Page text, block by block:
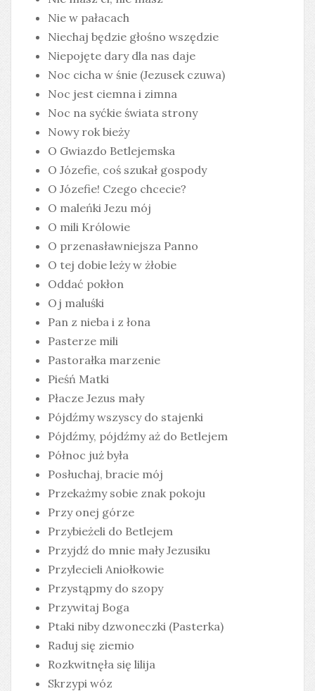
Nie w pałacach
Niechaj będzie głośno wszędzie
Niepojęte dary dla nas daje
Noc cicha w śnie (Jezusek czuwa)
Noc jest ciemna i zimna
Noc na syćkie świata strony
Nowy rok bieży
O Gwiazdo Betlejemska
O Józefie, coś szukał gospody
O Józefie! Czego chcecie?
O maleńki Jezu mój
O mili Królowie
O przenasławniejsza Panno
O tej dobie leży w żłobie
Oddać pokłon
Oj maluśki
Pan z nieba i z łona
Pasterze mili
Pastorałka marzenie
Pieśń Matki
Płacze Jezus mały
Pójdźmy wszyscy do stajenki
Pójdźmy, pójdźmy aż do Betlejem
Północ już była
Posłuchaj, bracie mój
Przekażmy sobie znak pokoju
Przy onej górze
Przybieżeli do Betlejem
Przyjdź do mnie mały Jezusiku
Przylecieli Aniołkowie
Przystąpmy do szopy
Przywitaj Boga
Ptaki niby dzwoneczki (Pasterka)
Raduj się ziemio
Rozkwitnęła się lilija
Skrzypi wóz